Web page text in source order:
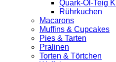
Quark-Öl-Teig
Rührkuchen
Macarons
Muffins & Cupcakes
Pies & Tarten
Pralinen
Torten & Törtchen